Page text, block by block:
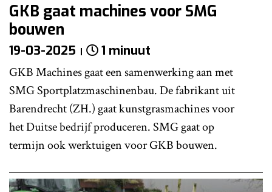
GKB gaat machines voor SMG
bouwen
19-03-2025 1 minuut
GKB Machines gaat een samenwerking aan met
SMG Sportplatzmaschinenbau. De fabrikant uit
Barendrecht (ZH.) gaat kunstgrasmachines voor
het Duitse bedrijf produceren. SMG gaat op
termijn ook werktuigen voor GKB bouwen.